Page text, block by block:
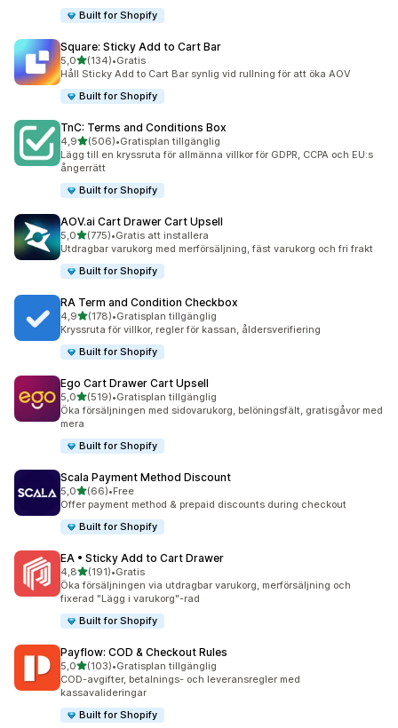
Built for Shopify
Square: Sticky Add to Cart Bar
5,0av 5 stjärnor
(134)
134 recensioner totalt
•Gratis
Håll Sticky Add to Cart Bar synlig vid rullning för att öka AOV
Built for Shopify
TnC: Terms and Conditions Box
4,9av 5 stjärnor
(506)
506 recensioner totalt
•Gratisplan tillgänglig
Lägg till en kryssruta för allmänna villkor för GDPR, CCPA och EU:s
ångerrätt
Built for Shopify
AOV.ai Cart Drawer Cart Upsell
5,0av 5 stjärnor
(775)
775 recensioner totalt
•Gratis att installera
Utdragbar varukorg med merförsäljning, fäst varukorg och fri frakt
Built for Shopify
RA Term and Condition Checkbox
4,9av 5 stjärnor
(178)
178 recensioner totalt
•Gratisplan tillgänglig
Kryssruta för villkor, regler för kassan, åldersverifiering
Built for Shopify
Ego Cart Drawer Cart Upsell
5,0av 5 stjärnor
(519)
519 recensioner totalt
•Gratisplan tillgänglig
Öka försäljningen med sidovarukorg, belöningsfält, gratisgåvor med
mera
Built for Shopify
Scala Payment Method Discount
5,0av 5 stjärnor
(66)
66 recensioner totalt
•Free
Offer payment method & prepaid discounts during checkout
Built for Shopify
EA • Sticky Add to Cart Drawer
4,8av 5 stjärnor
(191)
191 recensioner totalt
•Gratis
Öka försäljningen via utdragbar varukorg, merförsäljning och
fixerad "Lägg i varukorg"-rad
Built for Shopify
Payflow: COD & Checkout Rules
5,0av 5 stjärnor
(103)
103 recensioner totalt
•Gratisplan tillgänglig
COD-avgifter, betalnings- och leveransregler med
kassavalideringar
Built for Shopify